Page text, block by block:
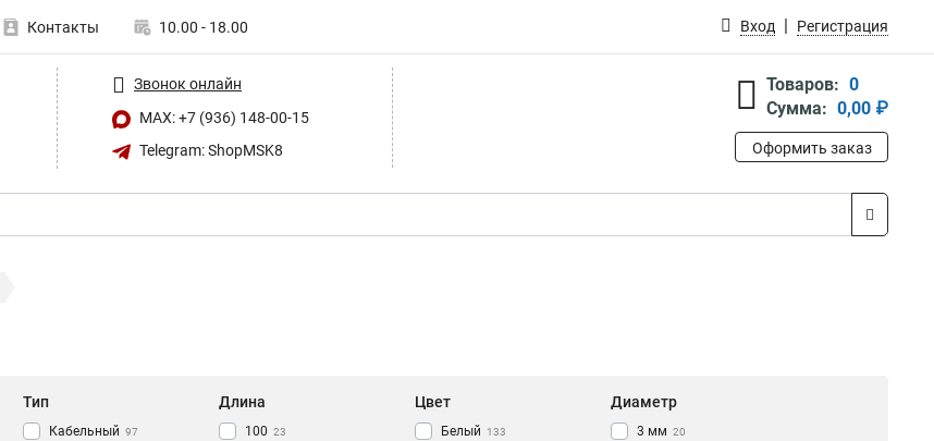
Контакты 10.00 - 18.00 Вход Регистрация
Звонок онлайн
MAX: +7 (936) 148-00-15
Telegram: ShopMSK8
Товаров: 0
Сумма: 0,00 ₽
Оформить заказ
Тип
Кабельный 97
Длина
100 23
Цвет
Белый 133
Диаметр
3 мм 20